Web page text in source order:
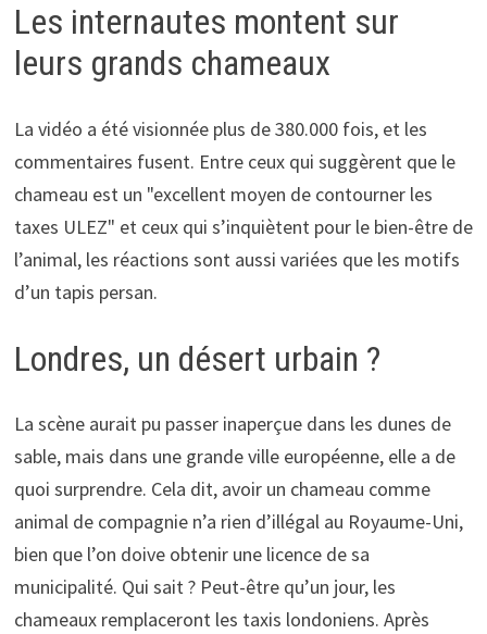
Les internautes montent sur
leurs grands chameaux
La vidéo a été visionnée plus de 380.000 fois, et les
commentaires fusent. Entre ceux qui suggèrent que le
chameau est un "excellent moyen de contourner les
taxes ULEZ" et ceux qui s’inquiètent pour le bien-être de
l’animal, les réactions sont aussi variées que les motifs
d’un tapis persan.
Londres, un désert urbain ?
La scène aurait pu passer inaperçue dans les dunes de
sable, mais dans une grande ville européenne, elle a de
quoi surprendre. Cela dit, avoir un chameau comme
animal de compagnie n’a rien d’illégal au Royaume-Uni,
bien que l’on doive obtenir une licence de sa
municipalité. Qui sait ? Peut-être qu’un jour, les
chameaux remplaceront les taxis londoniens. Après